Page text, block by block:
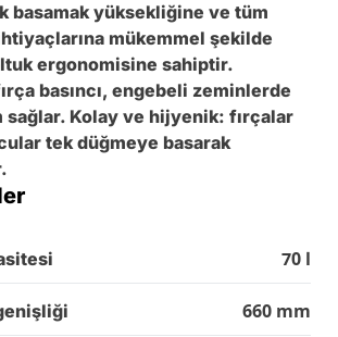
basamak yüksekliğine ve tüm
mükemmel şekilde
ergonomisine sahiptir.
basıncı, engebeli zeminlerde
sağlar. Kolay ve hijyenik: fırçalar
tek düğmeye basarak
70 l
660 mm